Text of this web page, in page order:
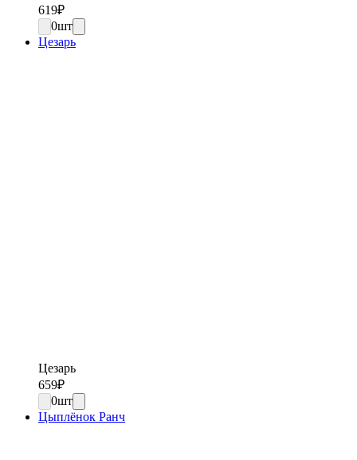
619₽
0шт
Цезарь
Цезарь
659₽
0шт
Цыплёнок Ранч